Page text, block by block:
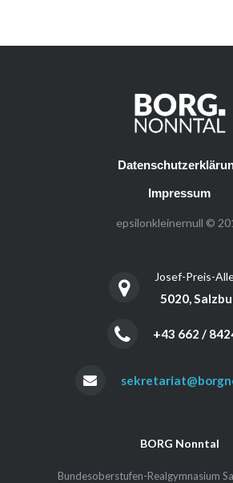
Impressum
epsilonkleinernull ©
Josef-Preis-
5020,
+43 662 /
BORG Nonntal
Bundesoberstufen-Realgymnasium